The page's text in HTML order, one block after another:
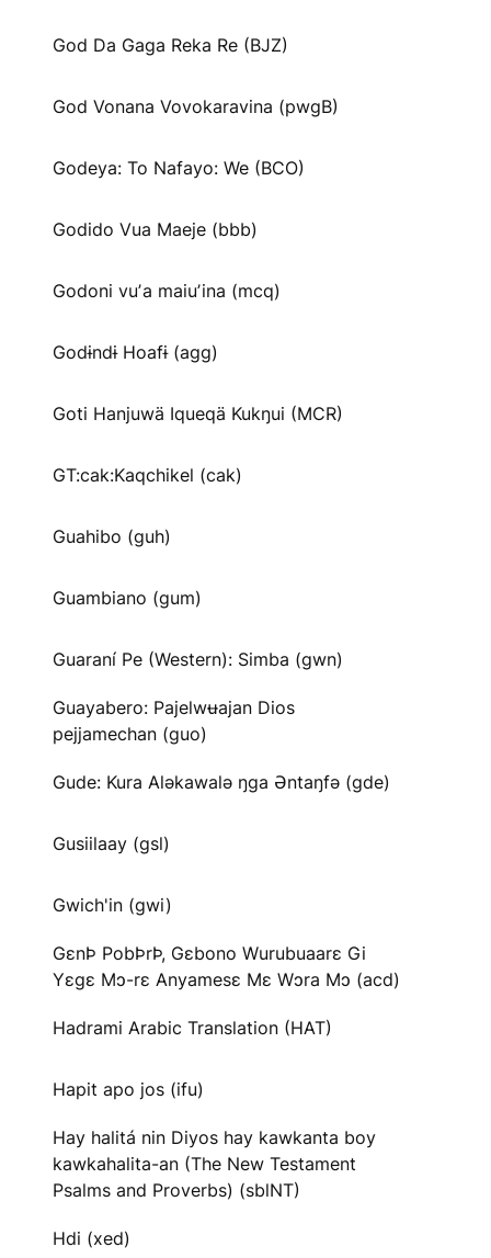
God Da Gaga Reka Re (BJZ)
God Vonana Vovokaravina (pwgB)
Godeya: To Nafayo: We (BCO)
Godido Vua Maeje (bbb)
Godoni vuʼa maiuʼina (mcq)
Godɨndɨ Hoafɨ (agg)
Goti Hanjuwä Iqueqä Kukŋui (MCR)
GT:cak:Kaqchikel (cak)
Guahibo (guh)
Guambiano (gum)
Guaraní Pe (Western): Simba (gwn)
Guayabero: Pajelwʉajan Dios
pejjamechan (guo)
Gude: Kura Aləkawalə ŋga Əntaŋfə (gde)
Gusiilaay (gsl)
Gwich'in (gwi)
GɛnÞ PobÞrÞ, Gɛbono Wurubuaarɛ Gi
Yɛgɛ Mɔ-rɛ Anyamesɛ Mɛ Wɔra Mɔ (acd)
Hadrami Arabic Translation (HAT)
Hapit apo jos (ifu)
Hay halitá nin Diyos hay kawkanta boy
kawkahalita-an (The New Testament
Psalms and Proverbs) (sblNT)
Hdi (xed)